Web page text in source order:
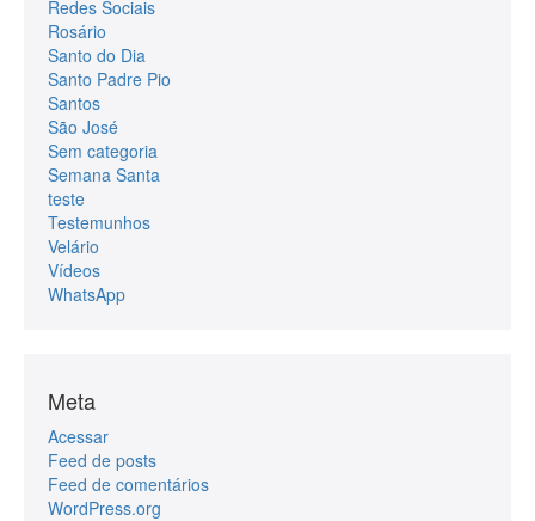
Redes Sociais
Rosário
Santo do Dia
Santo Padre Pio
Santos
São José
Sem categoria
Semana Santa
teste
Testemunhos
Velário
Vídeos
WhatsApp
Meta
Acessar
Feed de posts
Feed de comentários
WordPress.org